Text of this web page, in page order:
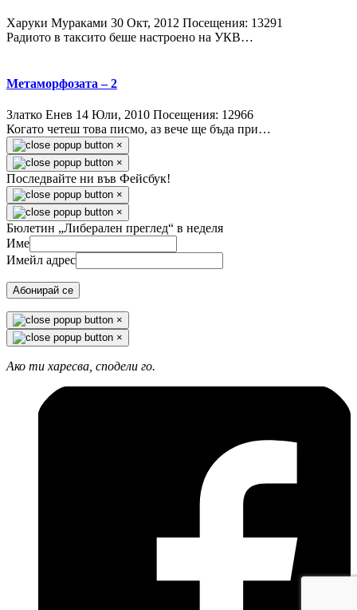
Харуки Мураками 30 Окт, 2012 Посещения: 13291
Радиото в таксито беше настроено на УКВ…
Метаморфозата – 2
Златко Енев 14 Юли, 2010 Посещения: 12966
Когато четеш това писмо, аз вече ще бъда при…
×
×
Последвайте ни във Фейсбук!
×
×
Бюлетин „Либерален преглед“ в неделя
Име
Имейл адрес
Абонирай се
×
×
Ако ти харесва, сподели го.